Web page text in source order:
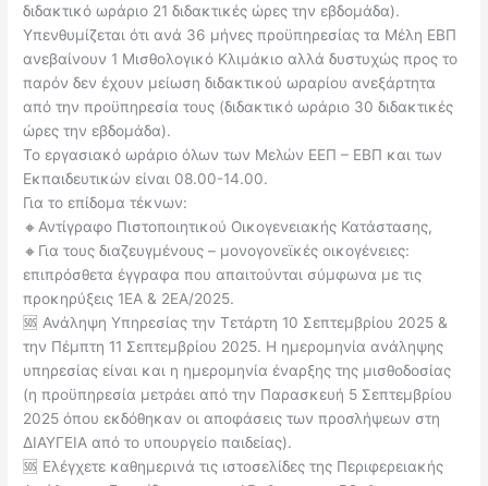
διδακτικό ωράριο 21 διδακτικές ώρες την εβδομάδα).
Υπενθυμίζεται ότι ανά 36 μήνες προϋπηρεσίας τα Μέλη ΕΒΠ
ανεβαίνουν 1 Μισθολογικό Κλιμάκιο αλλά δυστυχώς προς το
παρόν δεν έχουν μείωση διδακτικού ωραρίου ανεξάρτητα
από την προϋπηρεσία τους (διδακτικό ωράριο 30 διδακτικές
ώρες την εβδομάδα).
Το εργασιακό ωράριο όλων των Μελών ΕΕΠ – ΕΒΠ και των
Εκπαιδευτικών είναι 08.00-14.00.
Για το επίδομα τέκνων:
🔸Αντίγραφο Πιστοποιητικού Οικογενειακής Κατάστασης,
🔸Για τους διαζευγμένους – μονογονεϊκές οικογένειες:
επιπρόσθετα έγγραφα που απαιτούνται σύμφωνα με τις
προκηρύξεις 1ΕΑ & 2ΕΑ/2025.
🆘 Ανάληψη Υπηρεσίας την Τετάρτη 10 Σεπτεμβρίου 2025 &
την Πέμπτη 11 Σεπτεμβρίου 2025. Η ημερομηνία ανάληψης
υπηρεσίας είναι και η ημερομηνία έναρξης της μισθοδοσίας
(η προϋπηρεσία μετράει από την Παρασκευή 5 Σεπτεμβρίου
2025 όπου εκδόθηκαν οι αποφάσεις των προσλήψεων στη
ΔΙΑΥΓΕΙΑ από το υπουργείο παιδείας).
🆘 Ελέγχετε καθημερινά τις ιστοσελίδες της Περιφερειακής